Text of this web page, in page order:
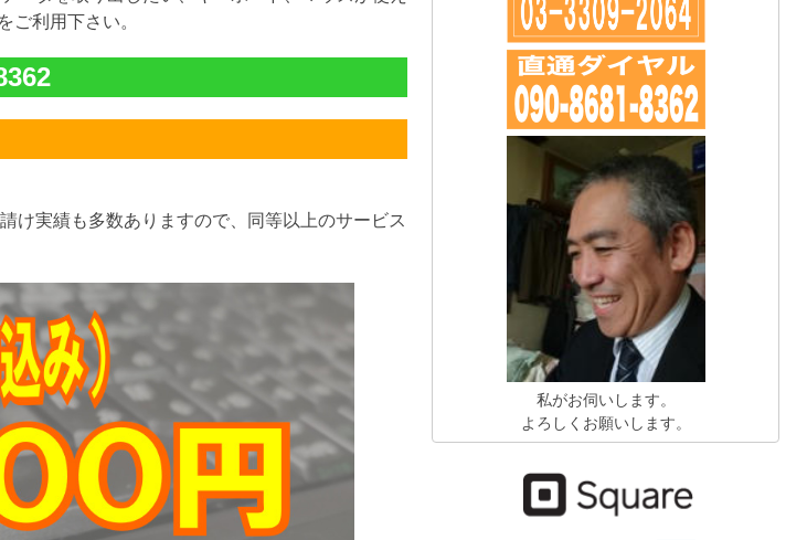
ご利用下さい。
け実績も多数ありますので、同等以上のサービス
私がお伺いします。
よろしくお願いします。